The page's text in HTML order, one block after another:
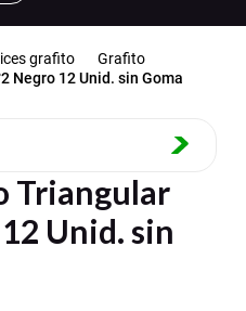
grafito
Grafito
Negro 12 Unid. sin Goma
Triangular
Unid. sin